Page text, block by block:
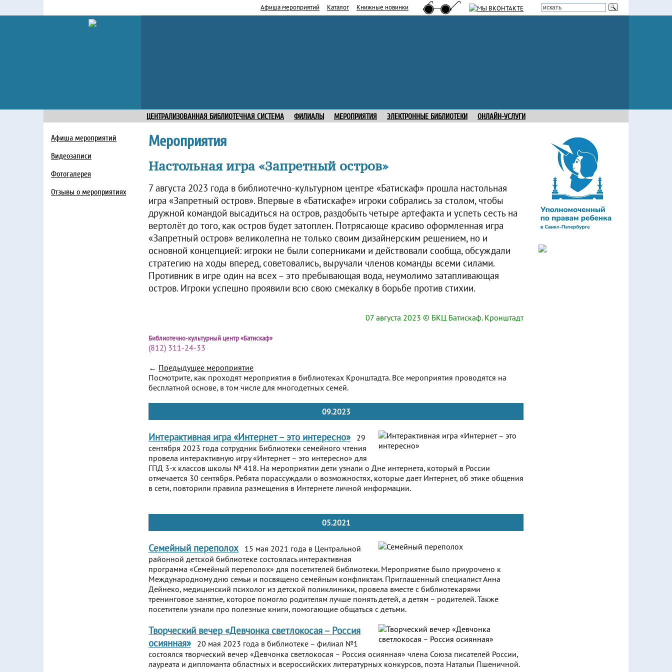
Афиша мероприятий Каталог Книжные новинки
ЦЕНТРАЛИЗОВАННАЯ БИБЛИОТЕЧНАЯ СИСТЕМА ФИЛИАЛЫ МЕРОПРИЯТИЯ ЭЛЕКТРОННЫЕ БИБЛИОТЕКИ ОНЛАЙН-УСЛУГИ
Афиша мероприятий
Видеозаписи
Фотогалерея
Отзывы о мероприятиях
Мероприятия
Настольная игра «Запретный остров»
7 августа 2023 года в библиотечно-культурном центре «Батискаф» прошла настольная
игра «Запретный остров». Впервые в «Батискафе» игроки собрались за столом, чтобы
дружной командой высадиться на остров, раздобыть четыре артефакта и успеть сесть на
вертолёт до того, как остров будет затоплен. Потрясающе красиво оформленная игра
«Запретный остров» великолепна не только своим дизайнерским решением, но и
основной концепцией: игроки не были соперниками и действовали сообща, обсуждали
стратегию на ходы вперед, советовались, выручали членов команды всеми силами.
Противник в игре один на всех – это пребывающая вода, неумолимо затапливающая
остров. Игроки успешно проявили всю свою смекалку в борьбе против стихии.
07 августа 2023 © БКЦ Батискаф. Кронштадт
Библиотечно-культурный центр «Батискаф»
(812) 311-24-33
← Предыдущее мероприятие
Посмотрите, как проходят мероприятия в библиотеках Кронштадта. Все мероприятия проводятся на
бесплатной основе, в том числе для многодетных семей.
09.2023
Интерактивная игра «Интернет – это интересно»
29
сентября 2023 года сотрудник Библиотеки семейного чтения
провела интерактивную игру «Интернет – это интересно» для
ГПД 3-х классов школы № 418. На мероприятии дети узнали о Дне интернета, который в России
отмечается 30 сентября. Ребята порассуждали о возможностях, которые дает Интернет, об этике общения
в сети, повторили правила размещения в Интернете личной информации.
05.2021
Семейный переполох
15 мая 2021 года в Центральной
районной детской библиотеке состоялась интерактивная
программа «Семейный переполох» для посетителей библиотеки. Мероприятие было приурочено к
Международному дню семьи и посвящено семейным конфликтам. Приглашенный специалист Анна
Дейнеко, медицинский психолог из детской поликлиники, провела вместе с библиотекарями
тренинговое занятие, которое помогло родителям лучше понять детей, а детям – родителей. Также
посетители узнали про полезные книги, помогающие общаться с детьми.
Творческий вечер «Девчонка светлокосая – Россия
осиянная»
20 мая 2023 года в библиотеке – филиал №1
состоялся творческий вечер «Девчонка светлокосая – Россия осиянная» члена Союза писателей России,
лауреата и дипломанта областных и всероссийских литературных конкурсов, поэта Натальи Пшеничной.